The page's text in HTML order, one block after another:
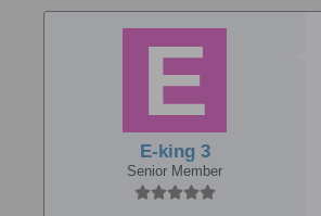
E-king 3
Senior Member